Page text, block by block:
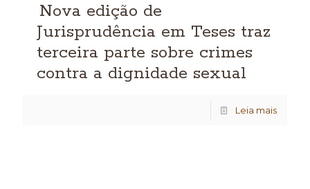
Nova edição de
Jurisprudência em Teses traz
terceira parte sobre crimes
contra a dignidade sexual
Leia mais